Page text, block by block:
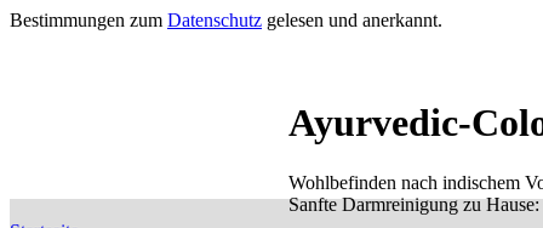
Bestimmungen zum Datenschutz gelesen und anerkannt.
Ayurvedic-
Wohlbefinden nach indischem
Sanfte Darmreinigung zu